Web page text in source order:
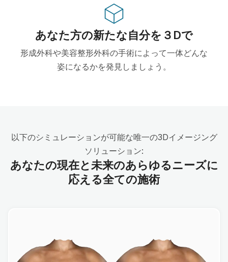
あなた方の新たな自分を３Dで
形成外科や美容整形外科の手術によって一体どんな
姿になるかを発見しましょう。
以下のシミュレーションが可能な唯一の3Dイメージング
ソリューション:
あなたの現在と未来のあらゆるニーズに
応える全ての施術